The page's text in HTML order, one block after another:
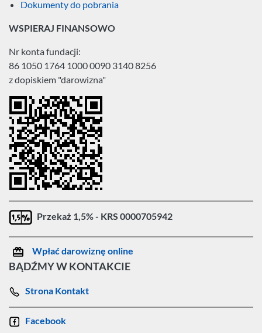
Dokumenty do pobrania
WSPIERAJ FINANSOWO
Nr konta fundacji:
86 1050 1764 1000 0090 3140 8256
z dopiskiem "darowizna"
Przekaż 1,5% - KRS 0000705942
Wpłać darowiznę online
BĄDŹMY W KONTAKCIE
Strona Kontakt
Facebook